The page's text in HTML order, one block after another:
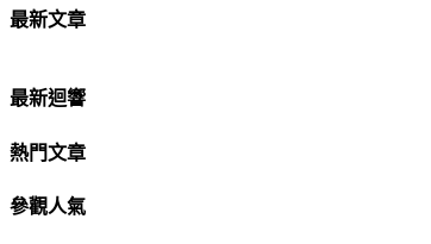
最新文章
最新迴響
熱門文章
參觀人氣